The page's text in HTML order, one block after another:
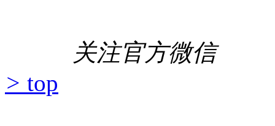
关注官方微信
> top